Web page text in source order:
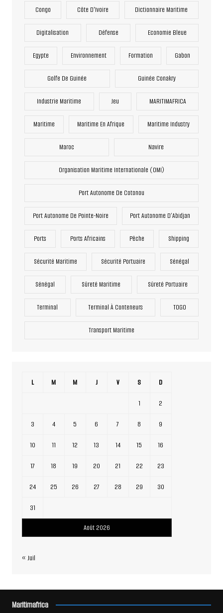
Congo Côte D'Ivoire Dictionnaire Maritime
Digitalisation Défense Economie Bleue
Egypte Environnement Formation Gabon
Golfe De Guinée Guinée Conakry
Industrie Maritime Jeu MARITIMAFRICA
Maritime Maritime En Afrique Maritime Industry
Maroc Navire
Organisation Maritime Internationale (OMI)
Port Autonome De Cotonou
Port Autonome De Pointe-Noire Port Autonome D’Abidjan
Ports Ports Africains Pêche Shipping
Sécurité Maritime Sécurité Portuaire Sénégal
Sénégal Sûreté Maritime Sûreté Portuaire
Terminal Terminal À Conteneurs TOGO
Transport Maritime
Août 2026
L M M J V S D
1 2
3 4 5 6 7 8 9
10 11 12 13 14 15 16
17 18 19 20 21 22 23
24 25 26 27 28 29 30
31
« Juil
Maritimafrica